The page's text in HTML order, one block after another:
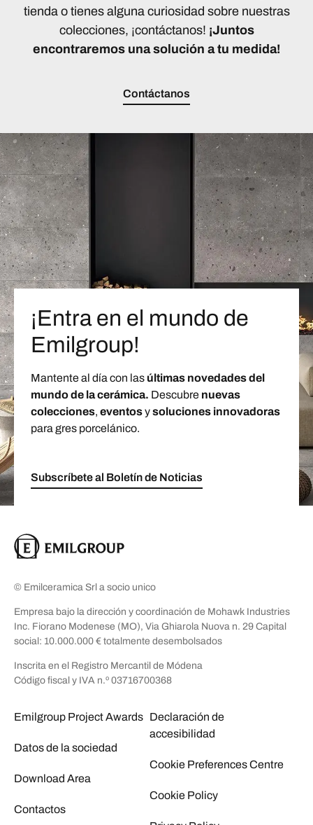
tienda o tienes alguna curiosidad sobre nuestras
colecciones, ¡contáctanos! ¡Juntos
encontraremos una solución a tu medida!
Contáctanos
¡Entra en el mundo de
Emilgroup!
Mantente al día con las últimas novedades del
mundo de la cerámica. Descubre nuevas
colecciones, eventosysoluciones innovadoras
para gres porcelánico.
Subscríbete al Boletín de Noticias
© Emilceramica Srl a socio unico
Empresa bajo la dirección y coordinación de Mohawk Industries
Inc. Fiorano Modenese (MO), Via Ghiarola Nuova n. 29 Capital
social: 10.000.000 € totalmente desembolsados
Inscrita en el Registro Mercantil de Módena
Código fiscal y IVA n.º 03716700368
Emilgroup Project Awards
Datos de la sociedad
Download Area
Contactos
Declaración de
accesibilidad
Cookie Preferences Centre
Cookie Policy